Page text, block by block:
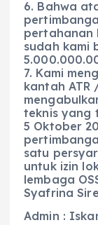
6. Bahwa
pertahanan
sudah kami
7. Kami
kantah ATR
teknis yang
5 Oktober
satu
untuk izin
lembaga
Syafrina
Admin :